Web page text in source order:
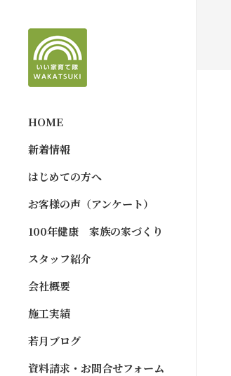
HOME
新着情報
はじめての方へ
お客様の声（アンケート）
100年健康 家族の家づくり
スタッフ紹介
会社概要
施工実績
若月ブログ
資料請求・お問合せフォーム